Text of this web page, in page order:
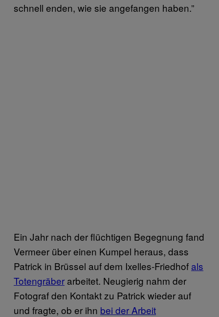
schnell enden, wie sie angefangen haben.”
Ein Jahr nach der flüchtigen Begegnung fand
Vermeer über einen Kumpel heraus, dass
Patrick in Brüssel auf dem Ixelles-Friedhof als
Totengräber arbeitet. Neugierig nahm der
Fotograf den Kontakt zu Patrick wieder auf
und fragte, ob er ihn bei der Arbeit